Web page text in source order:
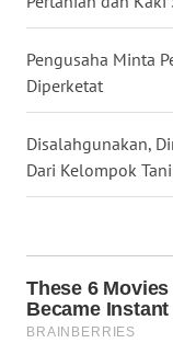
Pengusaha Minta
Diperketat
Disalahgunakan,
Dari Kelompok Tani
SULUT
WN
WN
WN